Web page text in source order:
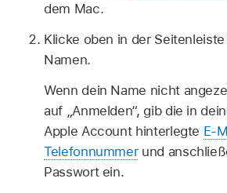
dem Mac.
Klicke oben in der
Namen.
Wenn dein Name nicht
auf „Anmelden“, gib die in
Apple Account hinterlegte E-
Telefonnummerund
Passwort ein.